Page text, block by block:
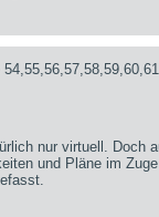
nur virtuell. Doch
und Pläne im